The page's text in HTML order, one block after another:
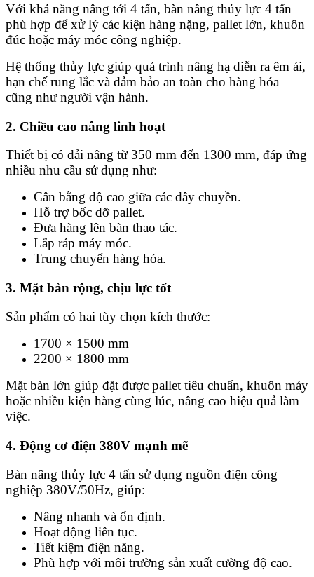
Với khả năng nâng tới 4 tấn, bàn nâng thủy lực 4 tấn
phù hợp để xử lý các kiện hàng nặng, pallet lớn, khuôn
đúc hoặc máy móc công nghiệp.
Hệ thống thủy lực giúp quá trình nâng hạ diễn ra êm ái,
hạn chế rung lắc và đảm bảo an toàn cho hàng hóa
cũng như người vận hành.
2. Chiều cao nâng linh hoạt
Thiết bị có dải nâng từ 350 mm đến 1300 mm, đáp ứng
nhiều nhu cầu sử dụng như:
Cân bằng độ cao giữa các dây chuyền.
Hỗ trợ bốc dỡ pallet.
Đưa hàng lên bàn thao tác.
Lắp ráp máy móc.
Trung chuyển hàng hóa.
3. Mặt bàn rộng, chịu lực tốt
Sản phẩm có hai tùy chọn kích thước:
1700 × 1500 mm
2200 × 1800 mm
Mặt bàn lớn giúp đặt được pallet tiêu chuẩn, khuôn máy
hoặc nhiều kiện hàng cùng lúc, nâng cao hiệu quả làm
việc.
4. Động cơ điện 380V mạnh mẽ
Bàn nâng thủy lực 4 tấn sử dụng nguồn điện công
nghiệp 380V/50Hz, giúp:
Nâng nhanh và ổn định.
Hoạt động liên tục.
Tiết kiệm điện năng.
Phù hợp với môi trường sản xuất cường độ cao.